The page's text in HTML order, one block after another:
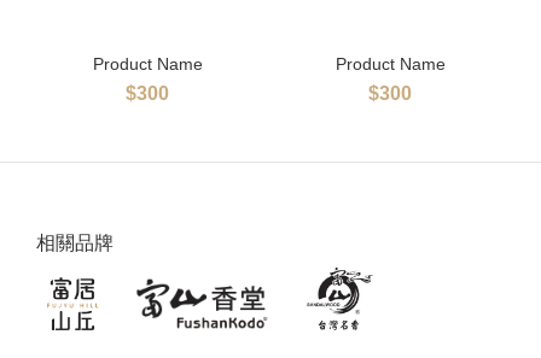
Product Name
$300
Product Name
$300
相關品牌